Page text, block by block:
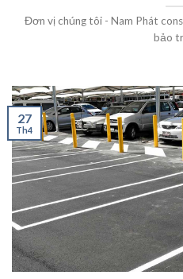
Đơn vị chúng tôi - Nam Phát
bảo
27
Th4